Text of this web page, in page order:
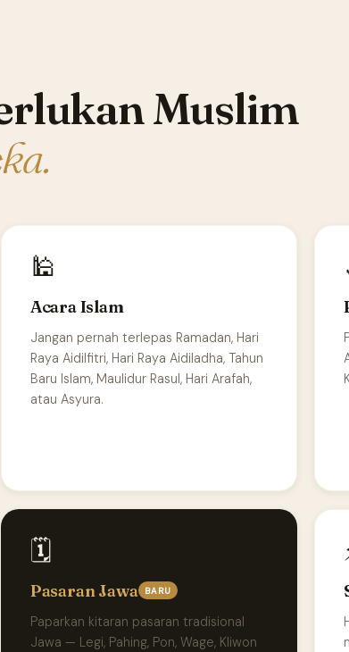
Muslim
🕌
Acara Islam
Jangan pernah terlepas Ramadan, Hari
Raya Aidilfitri, Hari Raya Aidiladha, Tahun
Baru Islam, Maulidur Rasul, Hari Arafah,
atau Asyura.
🗓️
Pasaran Jawa BARU
Paparkan kitaran pasaran tradisional
Jawa — Legi, Pahing, Pon, Wage, Kliwon